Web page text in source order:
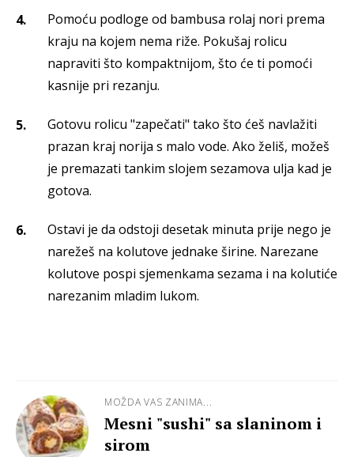
Pomoću podloge od bambusa rolaj nori prema
kraju na kojem nema riže. Pokušaj rolicu
napraviti što kompaktnijom, što će ti pomoći
kasnije pri rezanju.
Gotovu rolicu "zapečati" tako što ćeš navlažiti
prazan kraj norija s malo vode. Ako želiš, možeš
je premazati tankim slojem sezamova ulja kad je
gotova.
Ostavi je da odstoji desetak minuta prije nego je
narežeš na kolutove jednake širine. Narezane
kolutove pospi sjemenkama sezama i na kolutiće
narezanim mladim lukom.
MOŽDA VAS ZANIMA...
Mesni "sushi" sa slaninom i
sirom